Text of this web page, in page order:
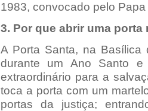
1983, convocado pelo
3. Por que abrir uma porta
A Porta Santa, na
durante um Ano Santo
extraordinário para a
toca a porta com um
portas da justiça;